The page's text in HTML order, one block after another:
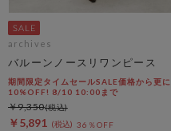
archives
バルーンノースリワンピース
期間限定タイムセールSALE価格から更に
10%OFF! 8/10 10:00まで
￥5,891 36％OFF
￥9,350